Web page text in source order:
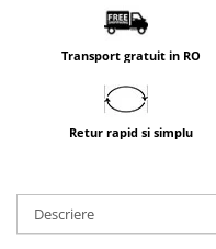
Transport gratuit in RO
Retur rapid si simplu
Descriere